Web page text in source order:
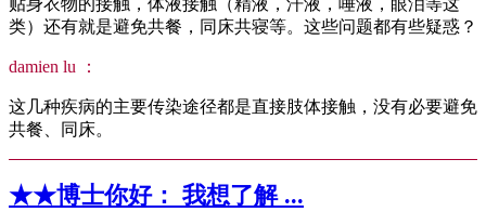
贴身衣物的接触，体液接触（精液，汗液，唾液，眼泪等这
类）还有就是避免共餐，同床共寝等。这些问题都有些疑惑？
damien lu ：
这几种疾病的主要传染途径都是直接肢体接触，没有必要避免
共餐、同床。
★★博士你好： 我想了解 ...